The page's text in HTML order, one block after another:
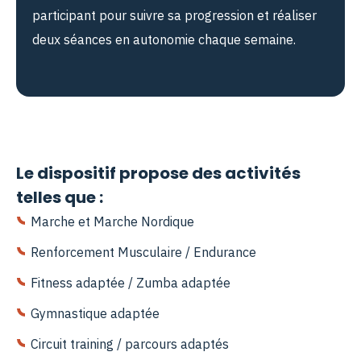
participant pour suivre sa progression et réaliser
deux séances en autonomie chaque semaine.
Le dispositif propose des activités
telles que :
Marche et Marche Nordique
Renforcement Musculaire / Endurance
Fitness adaptée / Zumba adaptée
Gymnastique adaptée
Circuit training / parcours adaptés